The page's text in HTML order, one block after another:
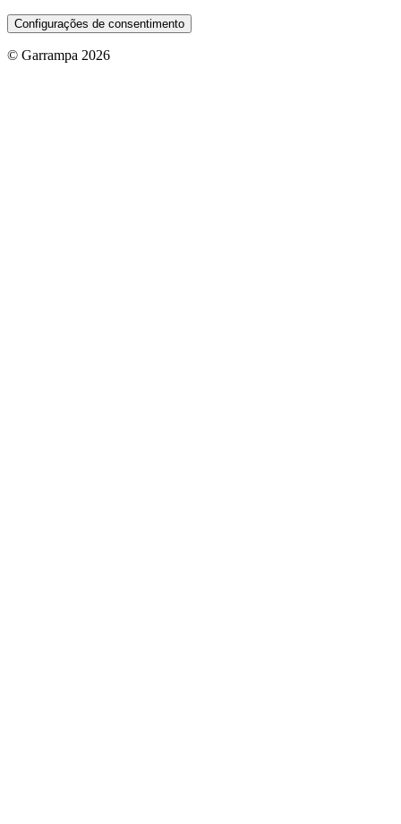
Configurações de consentimento
© Garrampa 2026